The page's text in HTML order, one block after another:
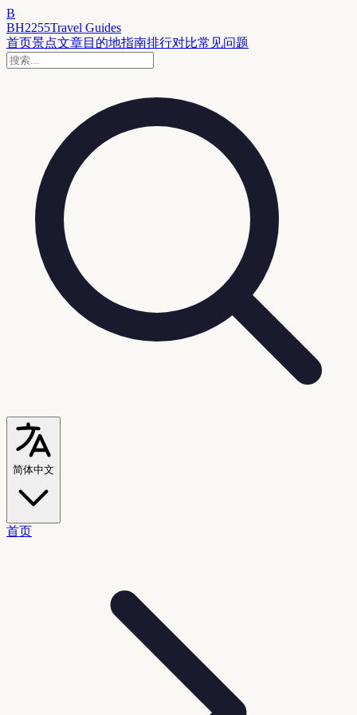
B
BH2255Travel Guides
首页景点文章目的地指南排行对比常见问题
简体中文
首页